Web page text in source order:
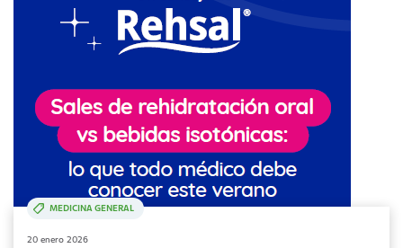
MEDICINA GENERAL
20 enero 2026